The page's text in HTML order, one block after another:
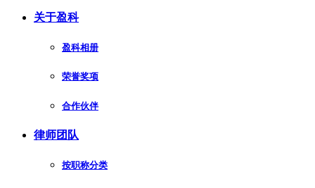
关于盈科
盈科相册
荣誉奖项
合作伙伴
律师团队
按职称分类